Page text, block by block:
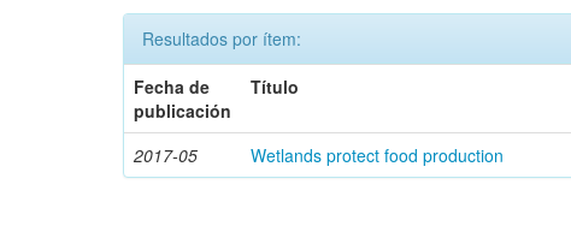
Resultados por ítem:
Fecha de
publicación
Título
2017-05 Wetlands protect food production